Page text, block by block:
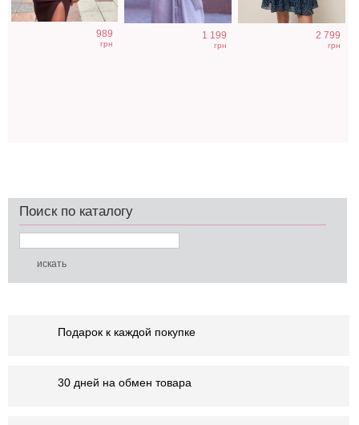
989
грн
1 199
грн
2 799
грн
Поиск по каталогу
Подарок к каждой покупке
30 дней на обмен товара